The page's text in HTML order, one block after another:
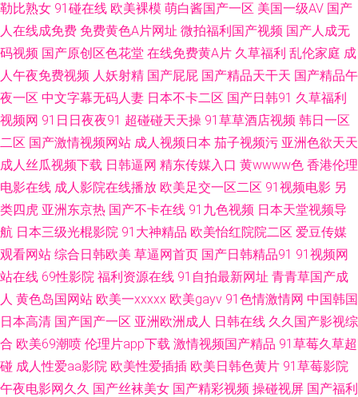
无码9Ⅱ视频 日韩精品国产精品 激情桃色五月天 成人精品视频 51视频国产 青
草午夜影院 国产精品自在线 91色se 少妇日皮 狠狠撸大香蕉月天 wwwA片 偷
拍第二页 九九性爱网 97人人干人人操 三级片在线导航 巨乳jk被后入 超碰九
色111 亚洲龙1级a片 欧美色图1在线 韩国精品人妻 avtt自拍网 偷拍青青草 精
东黄色 97操碰操碰 蜜芽久久9com 麻豆视频在线观看 国产精品艹 91视频网
站链接 天堂日本色 欧美激情另类网站 婷婷五月天色网 美女尤物强操 成人天
蚕91 在线观看欧美肏屄 日本免费网站 精品成人在线 av影院首页 午夜a级 男
女互操 成人香蕉视频 91精品豆花 日韩免费黄色网址 精东成人短视频 超碰爱
久 在线91网 欧色图综合 国产精品玖玖玖 91看片免费下载 午夜尤物福利 欧
美肏屄狂欢 超碰香蕉 在线色ab 欧美一级肛交 国产精品爽 AA性爱免费看 偷
勒比熟女 91碰在线 欧美裸模 萌白酱国产一区 美国一级AV 国产
人在线成免费 免费黄色A片网址 微拍福利国产视频 国产人成无
码视频 国产原创区色花堂 在线免费黄A片 久草福利 乱伦家庭 成
人午夜免费视频 人妖射精 国产屁屁 国产精品天干天 国产精品午
夜一区 中文字幕无码人妻 日本不卡二区 国产日韩91 久草福利
视频网 91日日夜夜91 超碰碰天天操 91草草酒店视频 韩日一区
二区 国产激情视频网站 成人视频日本 茄子视频污 亚洲色欲天天
成人丝瓜视频下载 日韩逼网 精东传媒入口 黄wwww色 香港伦理
电影在线 成人影院在线播放 欧美足交一区二区 91视频电影 另
类四虎 亚洲东京热 国产不卡在线 91九色视频 日本天堂视频导
航 日本三级光棍影院 91大神精品 欧美怡红院院二区 爱豆传媒
观看网站 综合日韩欧美 草逼网首页 国产日韩精品91 91视频网
站在线 69性影院 福利资源在线 91自拍最新网址 青青草国产成
人 黄色岛国网站 欧美一xxxxx 欧美gayv 91色情激情网 中国韩国
日本高清 国产国产一区 亚洲欧洲成人 日韩在线 久久国产影视综
合 欧美69潮喷 伦理片app下载 激情视频国产精品 91草莓久草超
碰 成人性爱aa影院 欧美性爱插插 欧美日韩色黄片 91草莓影院
午夜电影网久久 国产丝袜美女 国产精彩视频 操碰视屏 国产福利